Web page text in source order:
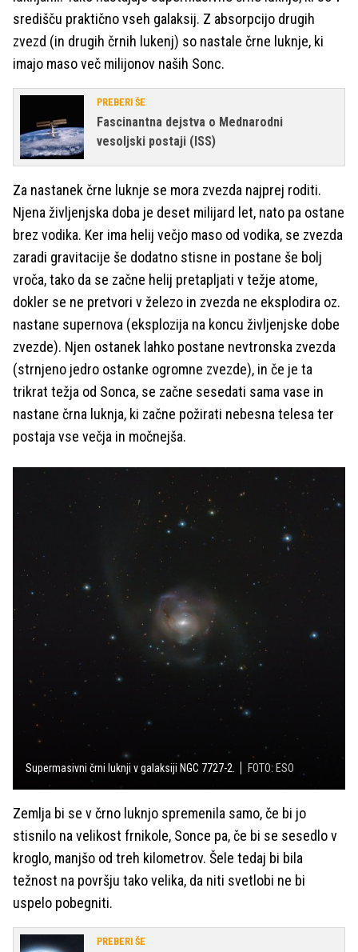
središču praktično vseh galaksij. Z absorpcijo drugih
zvezd (in drugih črnih lukenj) so nastale črne luknje, ki
imajo maso več milijonov naših Sonc.
PREBERI ŠE
Fascinantna dejstva o Mednarodni
vesoljski postaji (ISS)
Za nastanek črne luknje se mora zvezda najprej roditi.
Njena življenjska doba je deset milijard let, nato pa ostane
brez vodika. Ker ima helij večjo maso od vodika, se zvezda
zaradi gravitacije še dodatno stisne in postane še bolj
vroča, tako da se začne helij pretapljati v težje atome,
dokler se ne pretvori v železo in zvezda ne eksplodira oz.
nastane supernova (eksplozija na koncu življenjske dobe
zvezde). Njen ostanek lahko postane nevtronska zvezda
(strnjeno jedro ostanke ogromne zvezde), in če je ta
trikrat težja od Sonca, se začne sesedati sama vase in
nastane črna luknja, ki začne požirati nebesna telesa ter
postaja vse večja in močnejša.
Supermasivni črni luknji v galaksiji NGC 7727-2. FOTO: ESO
Zemlja bi se v črno luknjo spremenila samo, če bi jo
stisnilo na velikost frnikole, Sonce pa, če bi se sesedlo v
kroglo, manjšo od treh kilometrov. Šele tedaj bi bila
težnost na površju tako velika, da niti svetlobi ne bi
uspelo pobegniti.
PREBERI ŠE